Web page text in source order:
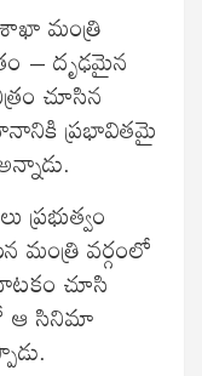
మంత్రి
– దృఢమైన
చూసిన
ప్రభావితమై
ప్రభుత్వం
మంత్రి వర్గంలో
చూసి
ఆ సినిమా